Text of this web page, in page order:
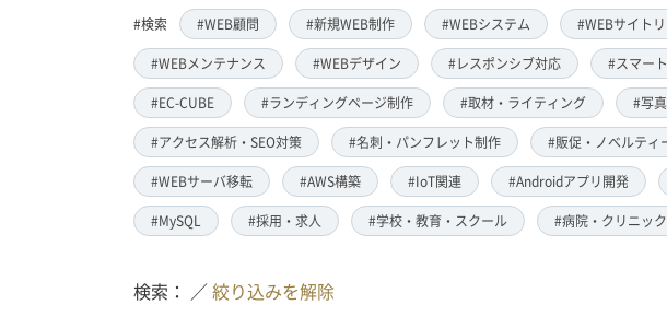
#検索 #WEB顧問 #新規WEB制作 #WEBシステム #WEBサイト
#WEBメンテナンス #WEBデザイン #レスポンシブ対応 #スマー
#EC-CUBE #ランディングページ制作 #取材・ライティング #写
#アクセス解析・SEO対策 #名刺・パンフレット制作 #販促・ノベルティ
#WEBサーバ移転 #AWS構築 #IoT関連 #Androidアプリ開発
#MySQL #採用・求人 #学校・教育・スクール #病院・クリニッ
検索： ／絞り込みを解除